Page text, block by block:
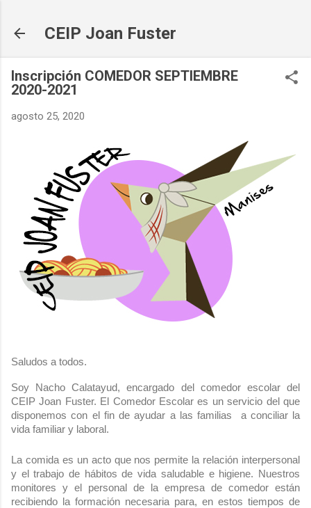
CEIP Joan Fuster
Inscripción COMEDOR SEPTIEMBRE
2020-2021
agosto 25, 2020
Saludos a todos.
Soy Nacho Calatayud, encargado del comedor escolar del
CEIP Joan Fuster. El Comedor Escolar es un servicio del que
disponemos con el fin de ayudar a las familias  a conciliar la
vida familiar y laboral.
La comida es un acto que nos permite la relación interpersonal
y el trabajo de hábitos de vida saludable e higiene. Nuestros
monitores y el personal de la empresa de comedor están
recibiendo la formación necesaria para, en estos tiempos de